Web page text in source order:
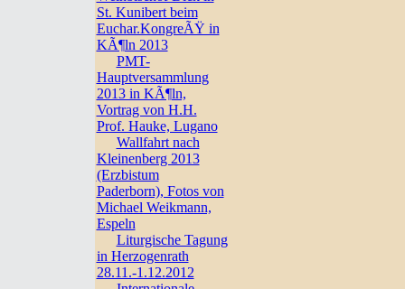
St. Kunibert beim
Euchar.KongreÃŸ in
KÃ¶ln 2013
PMT-
Hauptversammlung
2013 in KÃ¶ln,
Vortrag von H.H.
Prof. Hauke, Lugano
Wallfahrt nach
Kleinenberg 2013
(Erzbistum
Paderborn), Fotos von
Michael Weikmann,
Espeln
Liturgische Tagung
in Herzogenrath
28.11.-1.12.2012